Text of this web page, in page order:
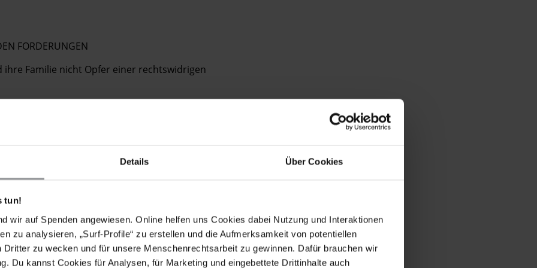
Details Über Cookies
tun!
wir auf Spenden angewiesen. Online helfen uns Cookies dabei Nutzung und Interaktionen
zu analysieren, „Surf-Profile“ zu erstellen und die Aufmerksamkeit von potentiellen
Dritter zu wecken und für unsere Menschenrechtsarbeit zu gewinnen. Dafür brauchen wir
Du kannst Cookies für Analysen, für Marketing und eingebettete Drittinhalte auch
FORDERUNGEN
ihre Familie nicht Opfer einer rechtswidrigen
bitte ich Sie dringend, zu gewährleisten,
mehr angewandt wird. Ich bitte Sie zudem, eine
Angriffe und Schikanierung der Familie von
Verantwortlichen vor Gericht zu stellen.
selbst dann, wenn sie gerechtfertigt sein
rechtlichen und verfahrensrechtlichen
Hierzu gehören eine wirksame Konsultation,
Betrachten aller möglichen Alternativen zu einer
niemand infolge einer Räumung obdachlos wird
ausgesetzt wird.